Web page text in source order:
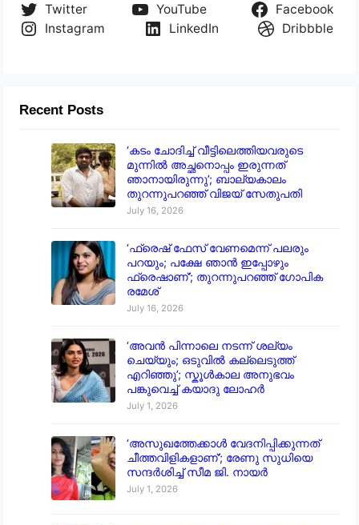
Twitter YouTube
Facebook
Instagram
LinkedIn Dribbble
Recent Posts
‘കടം ചോദിച്ച് വീട്ടിലെത്തിയവരുടെ
മുന്നിൽ അച്ഛനൊപ്പം ഇരുന്നത്
ഞാനായിരുന്നു’; ബാല്യകാലം
തുറന്നുപറഞ്ഞ് വിജയ് സേതുപതി
July 16, 2026
‘ഫ്രെഷ് ഫേസ് വേണമെന്ന് പലരും
പറയും; പക്ഷേ ഞാൻ ഇപ്പോഴും
ഫ്രെഷാണ്’; തുറന്നുപറഞ്ഞ് ഗോപിക
രമേശ്
July 16, 2026
‘അവൻ പിന്നാലെ നടന്ന് ശല്യം
ചെയ്യും; ഒടുവിൽ കല്ലെടുത്ത്
എറിഞ്ഞു’; സ്കൂൾകാല അനുഭവം
പങ്കുവെച്ച് കയാദു ലോഹർ
July 1, 2026
‘അസുഖത്തേക്കാൾ വേദനിപ്പിക്കുന്നത്
ചീത്തവിളികളാണ്’; രേണു സുധിയെ
സന്ദർശിച്ച് സീമ ജി. നായർ
July 1, 2026